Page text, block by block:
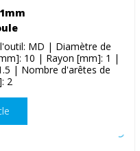
MD | Diamètre de
10 | Rayon [mm]: 1 |
| Nombre d'arêtes de
2